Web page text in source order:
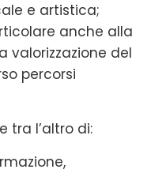
e artistica;
anche alla
valorizzazione del
percorsi
tra l’altro di: